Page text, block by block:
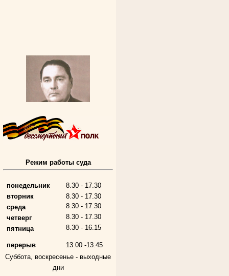
Алферьев Сергей Григорьевич
Участник Великой Отечественной войны
в период с 1954 по 1982 гг.
Режим работы суда
понедельник
8.30 - 17.30
вторник
8.30 - 17.30
среда
8.30 - 17.30
четверг
8.30 - 17.30
пятница
8.30 - 16.15
перерыв
13.00 -13.45
Суббота, воскресенье - выходные
дни